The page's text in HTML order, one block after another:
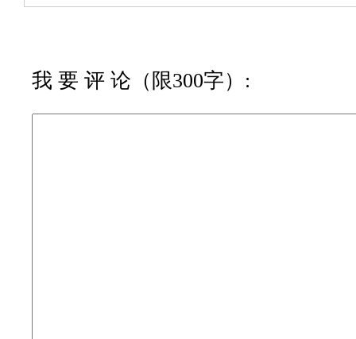
我 要 评 论（限300字）: